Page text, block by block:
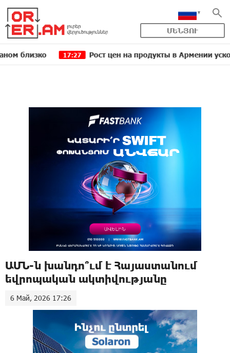
ՄԵՆՅՈՒ
17:27 Рост цен на продукты в Армении ускорился
ԱՄՆ-ն խանդո՞ւմ է Հայաստանում
եվրոպական ակտիվությանը
6 Май, 2026 17:26